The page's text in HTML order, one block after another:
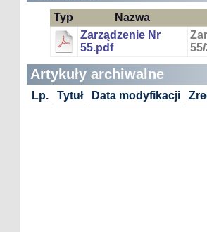
Typ Nazwa
Zarządzenie Nr
55.pdf
Artykuły archiwalne
Lp. Tytuł Data modyfikacji